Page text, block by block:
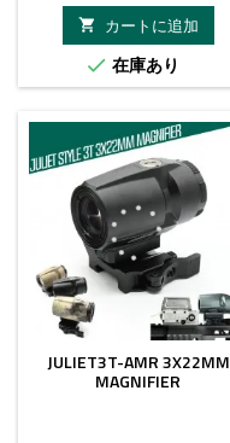
格

カートに追加
 在庫あり
JULIET3T-AMR 3X22MM
MAGNIFIER